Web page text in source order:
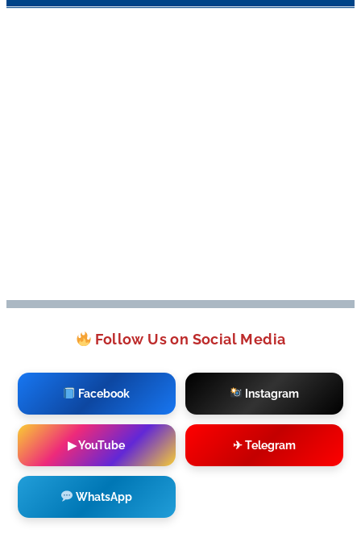
Follow Us on Social Media
Facebook Instagram
▶ YouTube ✈ Telegram
WhatsApp